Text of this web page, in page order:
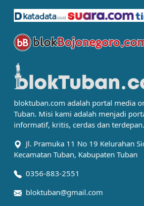
bloktuban.com adalah portal media
Tuban. Misi kami adalah menjadi
informatif, kritis, cerdas dan terdepan.
Jl. Pramuka 11 No 19 Kelurahan
Kecamatan Tuban, Kabupaten Tuban
0356-883-2551
bloktuban@gmail.com